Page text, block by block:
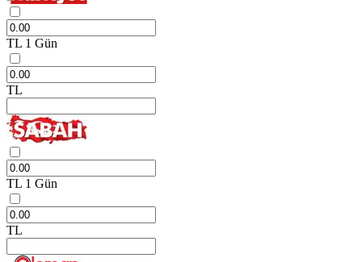
TL 1 Gün
TL
TL 1 Gün
TL